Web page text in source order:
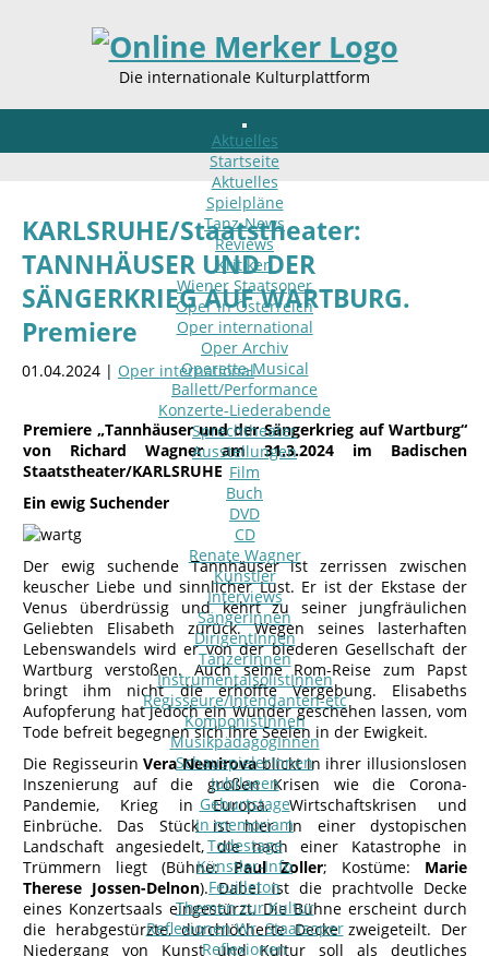
Die internationale Kulturplattform
Aktuelles
Startseite
Aktuelles
Spielpläne
Tanz-News
Reviews
Kritiken
Wiener Staatsoper
Oper in Österreich
Oper international
Oper Archiv
Operette-Musical
Ballett/Performance
Konzerte-Liederabende
Sprechtheater
Ausstellungen
Film
Buch
DVD
CD
Renate Wagner
Künstler
Interviews
SängerInnen
DirigentInnen
TänzerInnen
InstrumentalsolistInnen
Regisseure/Intendanten-etc
KomponistInnen
MusikpädagogInnen
SchauspielerInnen
Jubilaeen
Geburtstage
In memoriam
Todestage
Künstler-Info
Feuilleton
Themen zur Kultur
Reflexionen Wr. Staatsoper
Reflexionen
KARLSRUHE/Staatstheater:
TANNHÄUSER UND DER
SÄNGERKRIEG AUF WARTBURG.
Premiere
01.04.2024 | Oper international
Premiere „Tannhäuser und der Sängerkrieg auf Wartburg“
von Richard Wagner am 31.3.2024 im Badischen
Staatstheater/KARLSRUHE
Ein ewig Suchender
Der ewig suchende Tannhäuser ist zerrissen zwischen
keuscher Liebe und sinnlicher Lust. Er ist der Ekstase der
Venus überdrüssig und kehrt zu seiner jungfräulichen
Geliebten Elisabeth zurück. Wegen seines lasterhaften
Lebenswandels wird er von der biederen Gesellschaft der
Wartburg verstoßen. Auch seine Rom-Reise zum Papst
bringt ihm nicht die erhoffte Vergebung. Elisabeths
Aufopferung hat jedoch ein Wunder geschehen lassen, vom
Tode befreit begegnen sich ihre Seelen in der Ewigkeit.
Die RegisseurinVera Nemirovablickt in ihrer illusionslosen
Inszenierung auf die großen Krisen wie die Corona-
Pandemie, Krieg in Europa, Wirtschaftskrisen und
Einbrüche. Das Stück ist hier in einer dystopischen
Landschaft angesiedelt, die nach einer Katastrophe in
Trümmern liegt (Bühne:Paul Zoller; Kostüme: Marie
Therese Jossen-Delnon). Dabei ist die prachtvolle Decke
eines Konzertsaals eingestürzt. Die Bühne erscheint durch
die herabgestürzte, durchlöcherte Decke zweigeteilt. Der
Niedergang von Kunst und Kultur soll als deutliches